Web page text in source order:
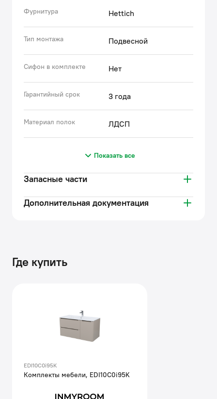
Фурнитура Hettich
Тип монтажа Подвесной
Сифон в комплекте Нет
Гарантийный срок 3 года
Материал полок ЛДСП
Показать все
Запасные части
Дополнительная документация
Где купить
EDI10C0i95K
Комплекты мебели, EDI10C0i95K